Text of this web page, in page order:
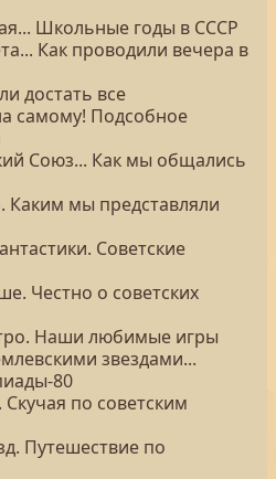
Школьные годы в СССР
Как проводили вечера в
достать все
самому! Подсобное
Союз... Как мы общались
Каким мы представляли
Советские
Честно о советских
Наши любимые игры
звездами...
80
по советским
Путешествие по